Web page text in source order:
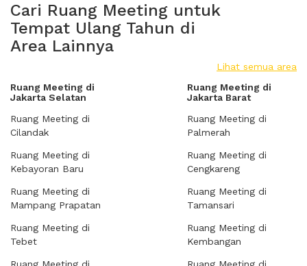
Cari Ruang Meeting untuk
Tempat Ulang Tahun di
Area Lainnya
Lihat semua area
Ruang Meeting di
Jakarta Selatan
Ruang Meeting di
Cilandak
Ruang Meeting di
Kebayoran Baru
Ruang Meeting di
Mampang Prapatan
Ruang Meeting di
Tebet
Ruang Meeting di
Jakarta Barat
Ruang Meeting di
Palmerah
Ruang Meeting di
Cengkareng
Ruang Meeting di
Tamansari
Ruang Meeting di
Kembangan